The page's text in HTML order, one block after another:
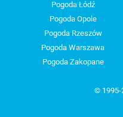
Pogoda Łódź
Pogoda Opole
Pogoda Rzeszów
Pogoda Warszawa
Pogoda Zakopane
© 1995-